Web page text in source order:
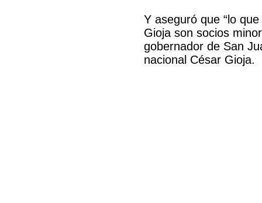
Y aseguró que “lo
Gioja son socios
gobernador de San
nacional César Gioja.